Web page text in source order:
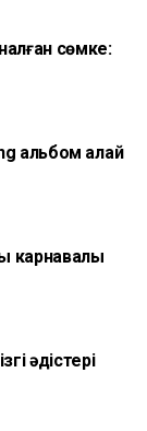
сөмке:
альбом қалай
карнавалы
әдістері